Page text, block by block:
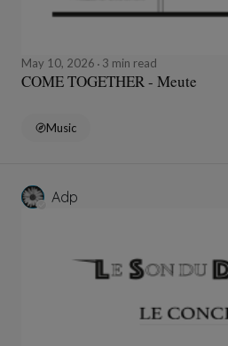
May 10, 2026 3 min read
COME TOGETHER - Meute
Music
Adp